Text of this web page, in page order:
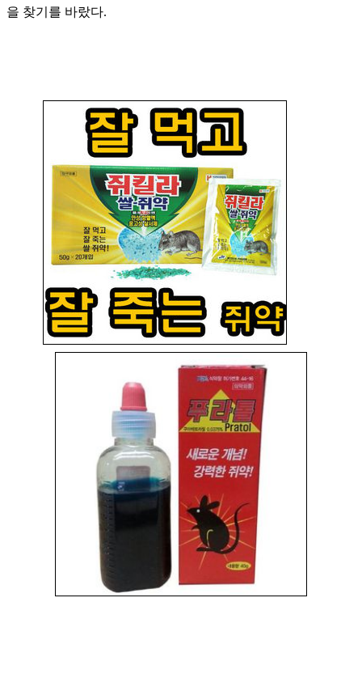
을 찾기를 바랐다.